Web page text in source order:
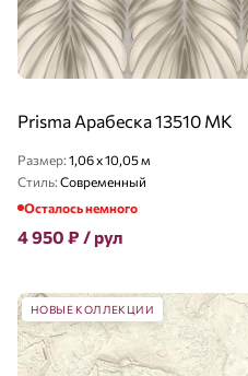
Prisma Арабеска 13510 MK
Размер: 1,06 x 10,05 м
Стиль: Современный
Осталось немного
4 950 ₽ / рул
НОВЫЕ КОЛЛЕКЦИИ